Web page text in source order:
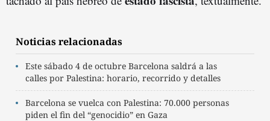
Noticias relacionadas
Este sábado 4 de octubre Barcelona saldrá a las
calles por Palestina: horario, recorrido y detalles
Barcelona se vuelca con Palestina: 70.000 personas
piden el fin del “genocidio” en Gaza